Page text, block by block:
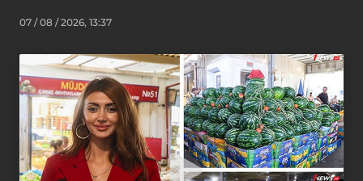
07 / 08 / 2026, 13:37